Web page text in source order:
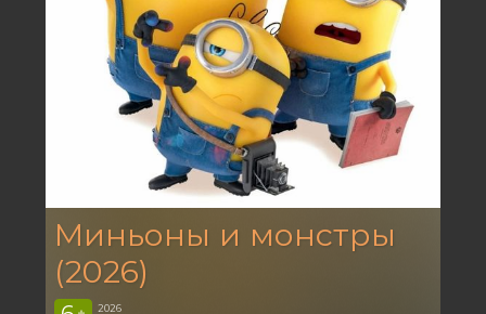
Миньоны и монстры
(2026)
2026